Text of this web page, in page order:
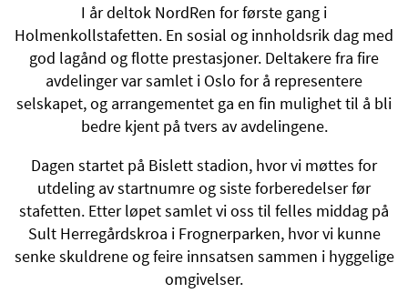
I år deltok NordRen for første gang i
Holmenkollstafetten. En sosial og innholdsrik dag med
god lagånd og flotte prestasjoner. Deltakere fra fire
avdelinger var samlet i Oslo for å representere
selskapet, og arrangementet ga en fin mulighet til å bli
bedre kjent på tvers av avdelingene.
Dagen startet på Bislett stadion, hvor vi møttes for
utdeling av startnumre og siste forberedelser før
stafetten. Etter løpet samlet vi oss til felles middag på
Sult Herregårdskroa i Frognerparken, hvor vi kunne
senke skuldrene og feire innsatsen sammen i hyggelige
omgivelser.